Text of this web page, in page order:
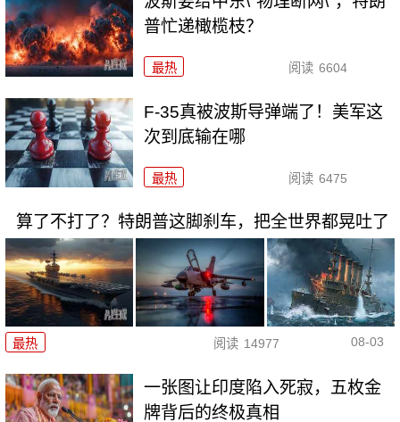
普忙递橄榄枝？
最热 阅读 6604
F-35真被波斯导弹端了！美军这
次到底输在哪
最热 阅读 6475
算了不打了？特朗普这脚刹车，把全世界都晃吐了
最热 阅读 14977 08-03
一张图让印度陷入死寂，五枚金
牌背后的终极真相